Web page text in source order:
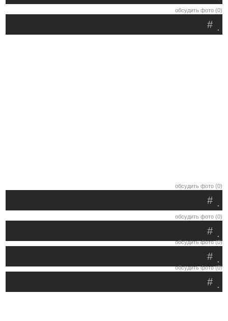
обсудить фото (0)
.
#
обсудить фото (0)
.
#
обсудить фото (0)
.
#
обсудить фото (0)
.
#
обсудить фото (0)
.
#